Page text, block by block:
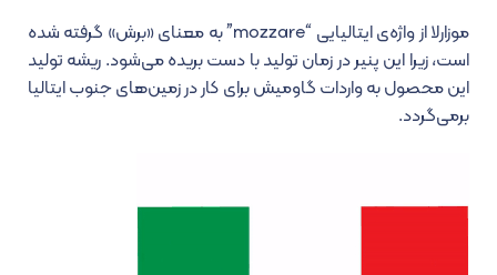
موزارلا از واژه‌ی ایتالیایی “mozzare” به معنای «برش» گرفته شده
است، زیرا این پنیر در زمان تولید با دست بریده می‌شود. ریشه تولید
این محصول به واردات گاومیش برای کار در زمین‌های جنوب ایتالیا
برمی‌گردد.